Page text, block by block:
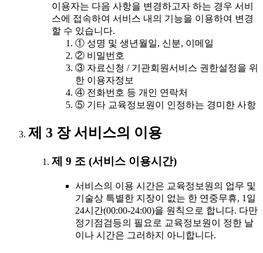
이용자는 다음 사항을 변경하고자 하는 경우 서비
스에 접속하여 서비스 내의 기능을 이용하여 변경
할 수 있습니다.
① 성명 및 생년월일, 신분, 이메일
② 비밀번호
③ 자료신청 / 기관회원서비스 권한설정을 위
한 이용자정보
④ 전화번호 등 개인 연락처
⑤ 기타 교육정보원이 인정하는 경미한 사항
제 3 장 서비스의 이용
제 9 조 (서비스 이용시간)
서비스의 이용 시간은 교육정보원의 업무 및
기술상 특별한 지장이 없는 한 연중무휴, 1일
24시간(00:00-24:00)을 원칙으로 합니다. 다만
정기점검등의 필요로 교육정보원이 정한 날
이나 시간은 그러하지 아니합니다.